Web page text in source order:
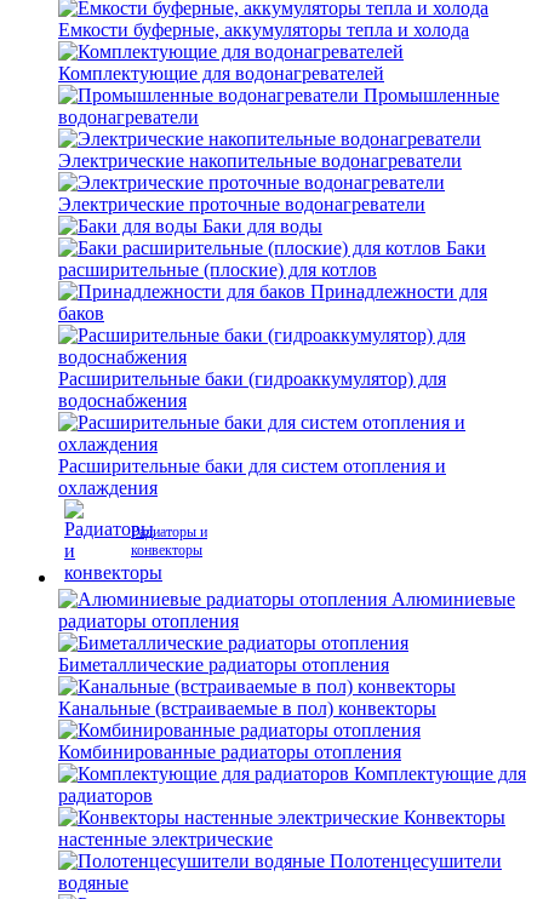
Емкости буферные, аккумуляторы тепла и холода
Комплектующие для водонагревателей
Промышленные
водонагреватели
Электрические накопительные водонагреватели
Электрические проточные водонагреватели
Баки для воды
Баки
расширительные (плоские) для котлов
Принадлежности для
баков
Расширительные баки (гидроаккумулятор) для
водоснабжения
Расширительные баки для систем отопления и
охлаждения
Радиаторы и
конвекторы
Алюминиевые
радиаторы отопления
Биметаллические радиаторы отопления
Канальные (встраиваемые в пол) конвекторы
Комбинированные радиаторы отопления
Комплектующие для
радиаторов
Конвекторы
настенные электрические
Полотенцесушители
водяные